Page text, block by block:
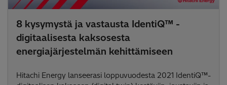
8 kysymystä ja vastausta IdentiQ™ -
digitaalisesta kaksosesta
energiajärjestelmän kehittämiseen
Hitachi Energy lanseerasi loppuvuodesta 2021 IdentiQ™-